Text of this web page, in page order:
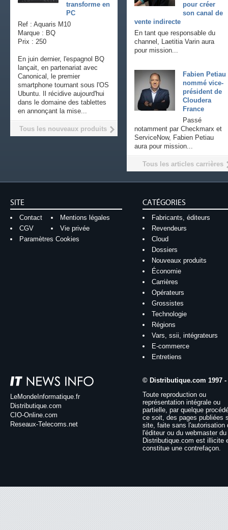
pour créer
son canal de
vente indirecte
En tant que responsable du
channel, Laetitia Varin aura
pour mission...
Fabien Petiau
nommé vice-
président de
Cloudera
France
Passé
notamment par Checkmarx et
ServiceNow, Fabien Petiau
aura pour mission...
Tous les articles carrières
transforme en
PC
Ref : Aquaris M10
Marque : BQ
Prix : 250
En juin dernier, l'espagnol BQ
lançait, en partenariat avec
Canonical, le premier
smartphone tournant sous l'OS
Ubuntu. Il récidive aujourd'hui
dans le domaine des tablettes
en annonçant la mise...
Tous les nouveaux produits
SITE
Contact
Mentions légales
CGV
Vie privée
Paramètres Cookies
CATÉGORIES
Fabricants, éditeurs
Revendeurs
Cloud
Dossiers
Nouveaux produits
Économie
Carrières
Opérateurs
Grossistes
Technologie
Régions
Vars, ssii, intégrateurs
E-commerce
Entretiens
LeMondeInformatique.fr
Distributique.com
CIO-Online.com
Reseaux-Telecoms.net
© Distributique.com 1997 -
Toute reproduction ou
représentation intégrale ou
partielle, par quelque
ce soit, des pages publiées
site, faite sans l'autorisation
l'éditeur ou du webmaster
Distributique.com est illicite
constitue une contrefaçon.